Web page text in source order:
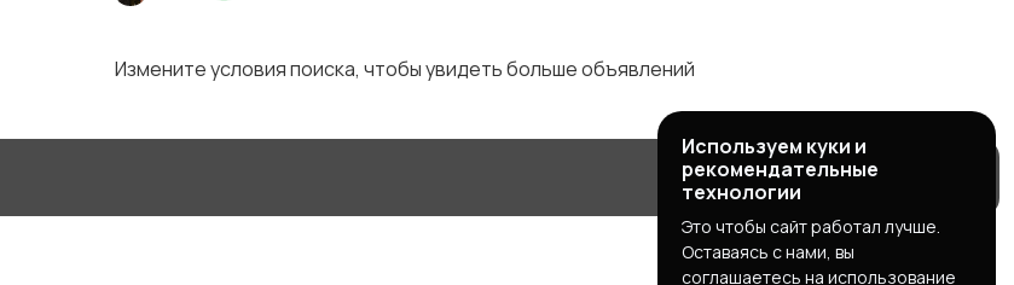
Измените условия поиска, чтобы увидеть больше объявлений
Используем куки и
рекомендательные
технологии
Это чтобы сайт работал лучше.
Оставаясь с нами, вы
соглашаетесь на использование